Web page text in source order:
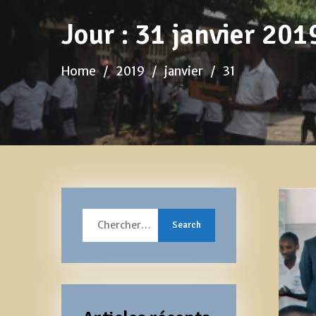
Jour :31 janvier
Home 2019 janvier 31
Search
for: